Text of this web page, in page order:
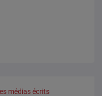
médias écrits